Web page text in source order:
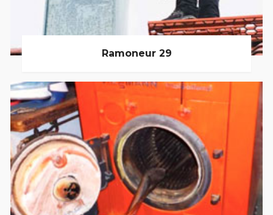
Ramoneur 29